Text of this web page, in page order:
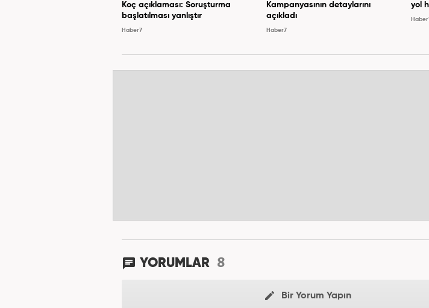
Koç açıklaması: Soruşturma
başlatılması yanlıştır
Haber7
Kampanyasının detaylarını
açıkladı
Haber7
yol
YORUMLAR 8
Bir Yorum Yapın